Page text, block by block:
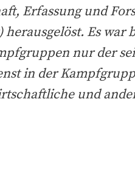
Erfassung und
Es war
nur der
in der
und